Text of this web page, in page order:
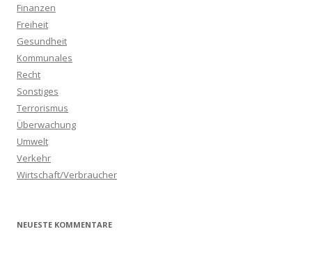
Finanzen
Freiheit
Gesundheit
Kommunales
Recht
Sonstiges
Terrorismus
Überwachung
Umwelt
Verkehr
Wirtschaft/Verbraucher
NEUESTE KOMMENTARE